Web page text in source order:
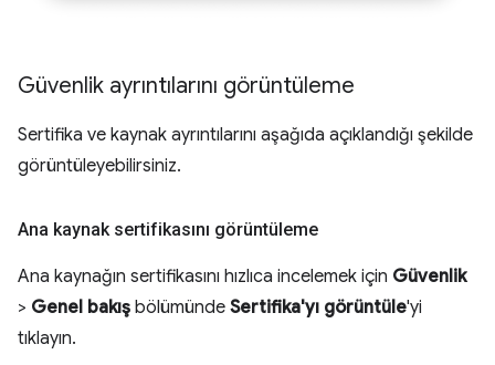
Güvenlik ayrıntılarını görüntüleme
Sertifika ve kaynak ayrıntılarını aşağıda açıklandığı şekilde
görüntüleyebilirsiniz.
Ana kaynak sertifikasını görüntüleme
Ana kaynağın sertifikasını hızlıca incelemek için Güvenlik
> Genel bakış bölümünde Sertifika'yı görüntüle'yi
tıklayın.